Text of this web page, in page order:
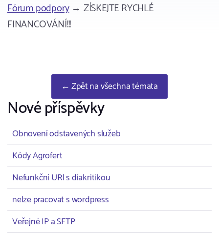
Fórum podpory→ ZÍSKEJTE RYCHLÉ
FINANCOVÁNÍ!!!
← Zpět na všechna témata
Nové příspěvky
Obnovení odstavených služeb
Kódy Agrofert
Nefunkční URl s diakritikou
nelze pracovat s wordpress
Veřejné IP a SFTP